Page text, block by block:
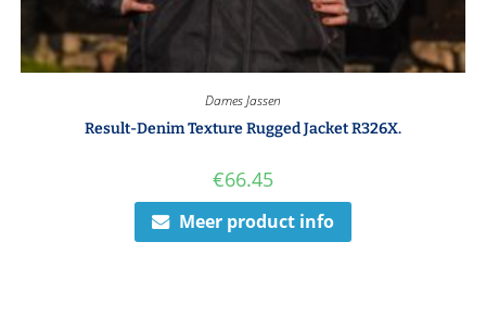
Dames Jassen
Result-Denim Texture Rugged Jacket R326X.
€66.45
Meer product info